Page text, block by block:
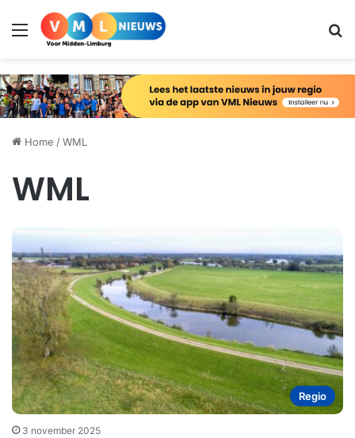
Menu
Home /WML
WML
Regio
3 november 2025